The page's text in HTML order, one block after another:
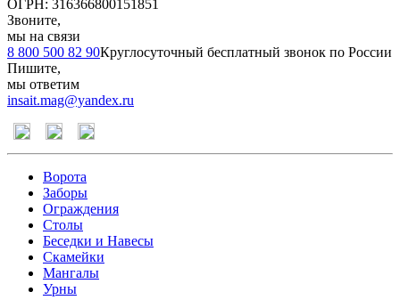
ОГРН: 316366800151851
Звоните,
мы на связи
8 800 500 82 90Круглосуточный бесплатный звонок по России
Пишите,
мы ответим
insait.mag@yandex.ru
Ворота
Заборы
Ограждения
Столы
Беседки и Навесы
Скамейки
Мангалы
Урны